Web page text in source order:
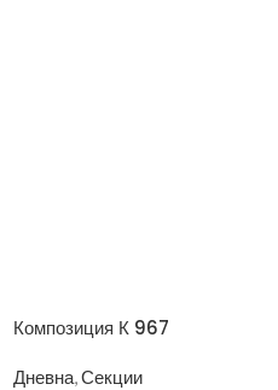
Композиция К 967
Дневна,Секции